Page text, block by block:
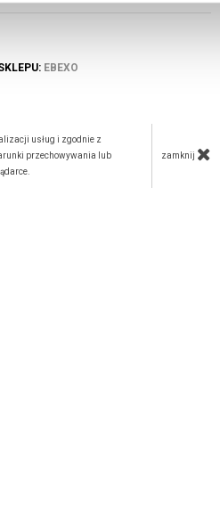
EBEXO
usług i zgodnie z
przechowywania lub
zamknij